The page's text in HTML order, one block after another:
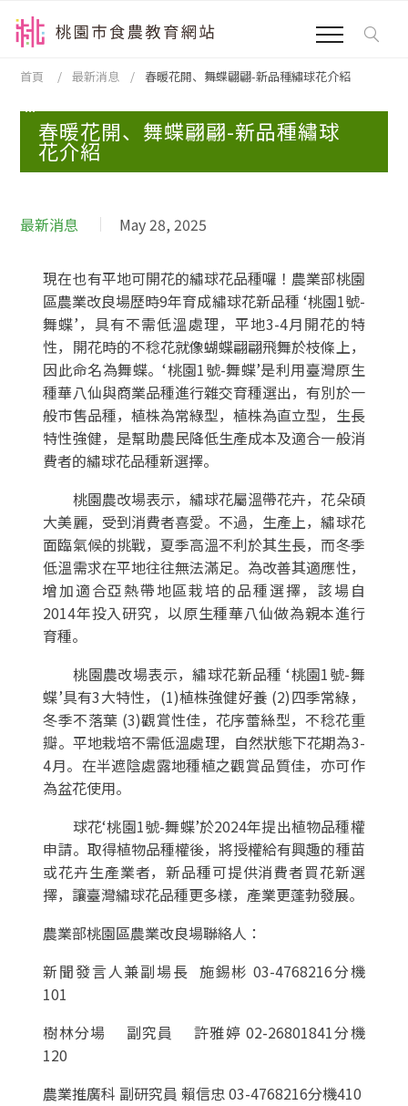
首頁 最新消息 春暖花開、舞蝶翩翩-新品種繡球花介紹
:::
春暖花開、舞蝶翩翩-新品種繡球
花介紹
最新消息 May 28, 2025
現在也有平地可開花的繡球花品種囉！農業部桃園
區農業改良場歷時9年育成繡球花新品種 ‘桃園1號-
舞蝶’，具有不需低溫處理，平地3-4月開花的特
性，開花時的不稔花就像蝴蝶翩翩飛舞於枝條上，
因此命名為舞蝶。‘桃園1號-舞蝶’是利用臺灣原生
種華八仙與商業品種進行雜交育種選出，有別於一
般市售品種，植株為常綠型，植株為直立型，生長
特性強健，是幫助農民降低生產成本及適合一般消
費者的繡球花品種新選擇。
桃園農改場表示，繡球花屬溫帶花卉，花朵碩
大美麗，受到消費者喜愛。不過，生產上，繡球花
面臨氣候的挑戰，夏季高溫不利於其生長，而冬季
低溫需求在平地往往無法滿足。為改善其適應性，
增加適合亞熱帶地區栽培的品種選擇，該場自
2014年投入研究，以原生種華八仙做為親本進行
育種。
桃園農改場表示，繡球花新品種 ‘桃園1號-舞
蝶’具有3大特性，(1)植株強健好養 (2)四季常綠，
冬季不落葉 (3)觀賞性佳，花序蕾絲型，不稔花重
瓣。平地栽培不需低溫處理，自然狀態下花期為3-
4月。在半遮陰處露地種植之觀賞品質佳，亦可作
為盆花使用。
球花‘桃園1號-舞蝶’於2024年提出植物品種權
申請。取得植物品種權後，將授權給有興趣的種苗
或花卉生產業者，新品種可提供消費者買花新選
擇，讓臺灣繡球花品種更多樣，產業更蓬勃發展。
農業部桃園區農業改良場聯絡人：
新聞發言人兼副場長 施錫彬 03-4768216分機
101
樹林分場 副究員 許雅婷 02-26801841分機
120
農業推廣科 副研究員 賴信忠 03-4768216分機410